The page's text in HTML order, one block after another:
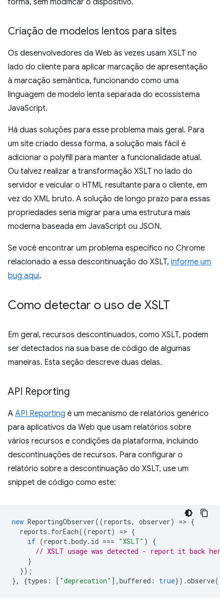
forma, sem modificar o dispositivo.
Criação de modelos lentos para sites
Os desenvolvedores da Web às vezes usam XSLT no
lado do cliente para aplicar marcação de apresentação
à marcação semântica, funcionando como uma
linguagem de modelo lenta separada do ecossistema
JavaScript.
Há duas soluções para esse problema mais geral. Para
um site criado dessa forma, a solução mais fácil é
adicionar o polyfill para manter a funcionalidade atual.
Ou talvez realizar a transformação XSLT no lado do
servidor e veicular o HTML resultante para o cliente, em
vez do XML bruto. A solução de longo prazo para essas
propriedades seria migrar para uma estrutura mais
moderna baseada em JavaScript ou JSON.
Se você encontrar um problema específico no Chrome
relacionado a essa descontinuação do XSLT, informe um
bug aqui.
Como detectar o uso de XSLT
Em geral, recursos descontinuados, como XSLT, podem
ser detectados na sua base de código de algumas
maneiras. Esta seção descreve duas delas.
API Reporting
A API Reporting é um mecanismo de relatórios genérico
para aplicativos da Web que usam relatórios sobre
vários recursos e condições da plataforma, incluindo
descontinuações de recursos. Para configurar o
relatório sobre a descontinuação do XSLT, use um
snippet de código como este:
new ReportingObserver((reports, observer) => {
reports . forEach((report) => {
if (report.body. id === "XSLT" )
{
// XSLT usage was detected - report it back
}
});
},
{types : [ "deprecation" ], buffered : true}).observe